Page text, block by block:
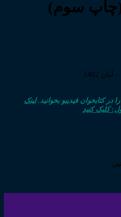
(چاپ سوم)
در کتابخوان فیدیبو بخوانید.لینک
کلیک کنید